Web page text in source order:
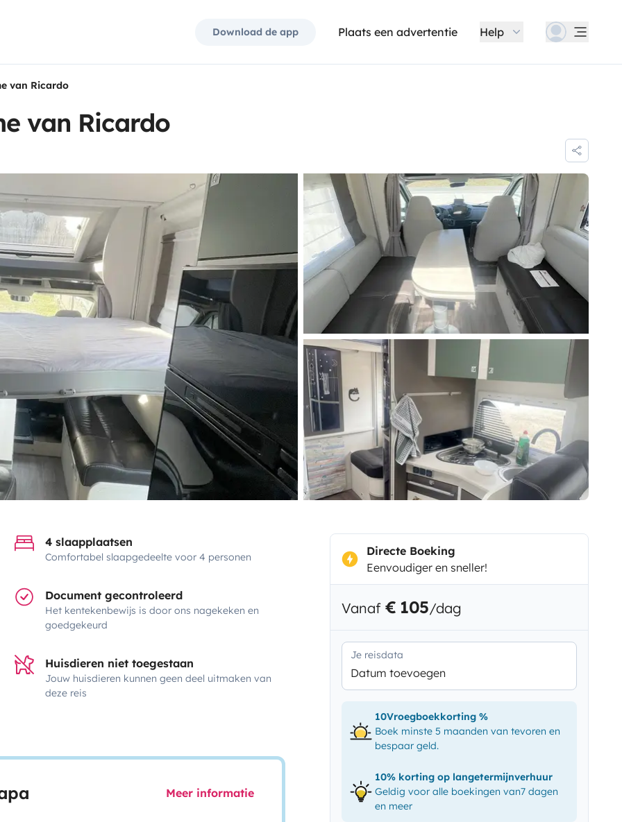
Download de app Plaats een advertentie Help
van Ricardo
van Ricardo
4 slaapplaatsen
Comfortabel slaapgedeelte voor 4 personen
Document gecontroleerd
Het kentekenbewijs is door ons nagekeken en
goedgekeurd
Huisdieren niet toegestaan
Jouw huisdieren kunnen geen deel uitmaken van
deze reis
Meer informatie
Directe Boeking
Eenvoudiger en sneller!
Vanaf € 105/dag
Je reisdata
Datum toevoegen
10Vroegboekkorting %
Boek minste 5 maanden van tevoren en
bespaar geld.
10% korting op langetermijnverhuur
Geldig voor alle boekingen van7 dagen
en meer